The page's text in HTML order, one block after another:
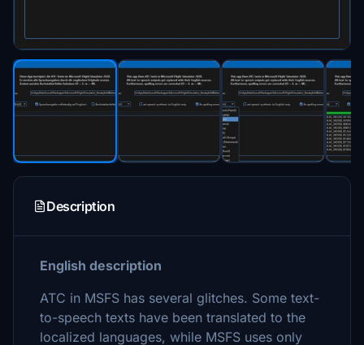
Description
English description
ATC in MSFS has several glitches. Some text-
to-speech texts have been translated to the
localized languages, while MSFS uses only